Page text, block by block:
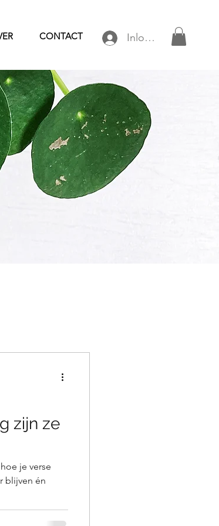
CONTACT Inloggen
zijn ze
je verse
blijven én